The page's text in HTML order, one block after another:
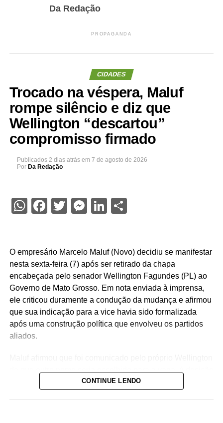
Da Redação
PROPAGANDA
CIDADES
Trocado na véspera, Maluf
rompe silêncio e diz que
Wellington “descartou”
compromisso firmado
Publicados 2 dias atrás em 7 de agosto de 2026
Por Da Redação
WhatsApp
Facebook
TwitterMessenger
LinkedIn
O empresário Marcelo Maluf (Novo) decidiu se manifestar
nesta sexta-feira (7) após ser retirado da chapa
encabeçada pelo senador Wellington Fagundes (PL) ao
Governo de Mato Grosso. Em nota enviada à imprensa,
ele criticou duramente a condução da mudança e afirmou
que sua indicação para a vice havia sido formalizada
após uma construção política que envolveu os partidos
aliados.
foi tomada na noite de quinta-feira (6), quando o PL
CONTINUE LENDO